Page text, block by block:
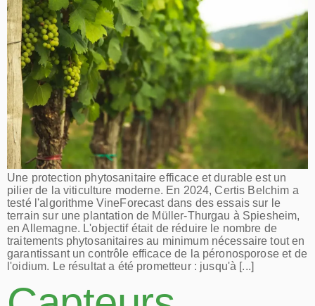
Une protection phytosanitaire efficace et durable est un
pilier de la viticulture moderne. En 2024, Certis Belchim a
testé l'algorithme VineForecast dans des essais sur le
terrain sur une plantation de Müller-Thurgau à Spiesheim,
en Allemagne. L'objectif était de réduire le nombre de
traitements phytosanitaires au minimum nécessaire tout en
garantissant un contrôle efficace de la péronosporose et de
l'oidium. Le résultat a été prometteur : jusqu'à [...]